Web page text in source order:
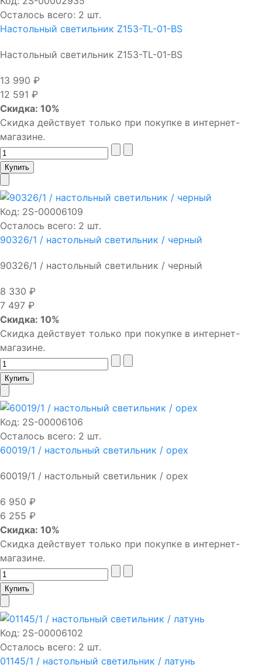
Осталось всего: 2 шт.
Настольный светильник Z153-TL-01-BS
Настольный светильник Z153-TL-01-BS
13 990 ₽
12 591 ₽
Скидка: 10%
Скидка действует только при покупке в интернет-
магазине.
Код: 2S-00006109
Осталось всего: 2 шт.
90326/1 / настольный светильник / черный
90326/1 / настольный светильник / черный
8 330 ₽
7 497 ₽
Скидка: 10%
Скидка действует только при покупке в интернет-
магазине.
Код: 2S-00006106
Осталось всего: 2 шт.
60019/1 / настольный светильник / орех
60019/1 / настольный светильник / орех
6 950 ₽
6 255 ₽
Скидка: 10%
Скидка действует только при покупке в интернет-
магазине.
Код: 2S-00006102
Осталось всего: 2 шт.
01145/1 / настольный светильник / латунь